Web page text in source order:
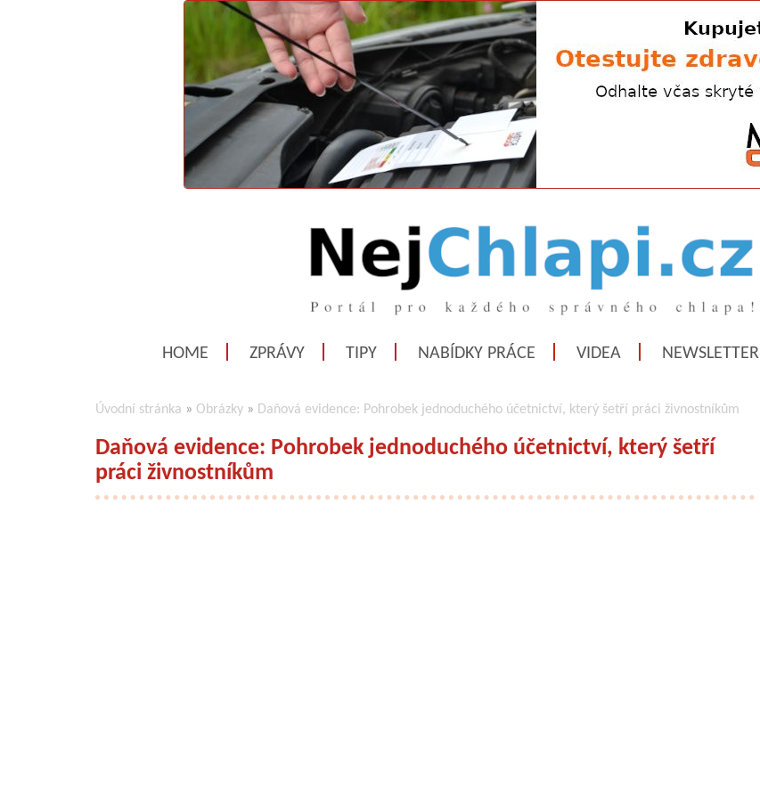
HOME ZPRÁVY TIPY NABÍDKY PRÁCE VIDEA NEWSLETTER
Úvodní stránka » Obrázky » Daňová evidence: Pohrobek jednoduchého účetnictví, který šetří práci živnostníkům
Daňová evidence: Pohrobek jednoduchého účetnictví, který šetří
práci živnostníkům